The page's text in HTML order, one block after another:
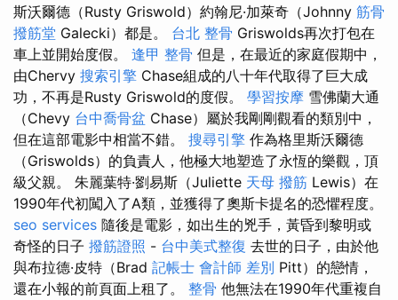
斯沃爾德（Rusty Griswold）約翰尼·加萊奇（Johnny 筋骨
撥筋堂 Galecki）都是。 台北 整骨 Griswolds再次打包在
車上並開始度假。 逢甲 整骨 但是，在最近的家庭假期中，
由Chervy 搜索引擎 Chase組成的八十年代取得了巨大成
功，不再是Rusty Griswold的度假。 學習按摩 雪佛蘭大通
（Chevy 台中喬骨盆 Chase）屬於我剛剛觀看的類別中，
但在這部電影中相當不錯。 搜尋引擎 作為格里斯沃爾德
（Griswolds）的負責人，他極大地塑造了永恆的樂觀，頂
級父親。 朱麗葉特·劉易斯（Juliette 天母 撥筋 Lewis）在
1990年代初闖入了A類，並獲得了奧斯卡提名的恐懼程度。
seo services 隨後是電影，如出生的兇手，黃昏到黎明或
奇怪的日子 撥筋證照 - 台中美式整復 去世的日子，由於他
與布拉德·皮特（Brad 記帳士 會計師 差別 Pitt）的戀情，
還在小報的前頁面上租了。 整骨 他無法在1990年代重複自